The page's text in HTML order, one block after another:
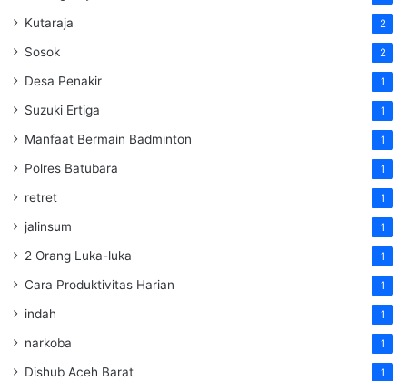
Kutaraja 2
Sosok 2
Desa Penakir 1
Suzuki Ertiga 1
Manfaat Bermain Badminton 1
Polres Batubara 1
retret 1
jalinsum 1
2 Orang Luka-luka 1
Cara Produktivitas Harian 1
indah 1
narkoba 1
Dishub Aceh Barat 1